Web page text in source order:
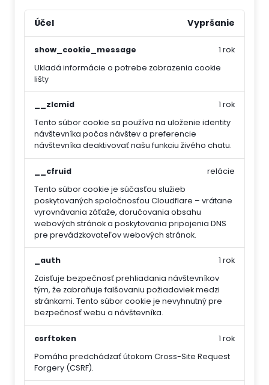
Účel Vypršanie
show_cookie_message
Ukladá informácie o potrebe zobrazenia cookie
lišty
1 rok
__zlcmid
Tento súbor cookie sa používa na uloženie identity
návštevníka počas návštev a preferencie
návštevníka deaktivovať našu funkciu živého chatu.
1 rok
__cfruid
Tento súbor cookie je súčasťou služieb
poskytovaných spoločnosťou Cloudflare – vrátane
vyrovnávania záťaže, doručovania obsahu
webových stránok a poskytovania pripojenia DNS
pre prevádzkovateľov webových stránok.
relácie
_auth
Zaisťuje bezpečnosť prehliadania návštevníkov
tým, že zabraňuje falšovaniu požiadaviek medzi
stránkami. Tento súbor cookie je nevyhnutný pre
bezpečnosť webu a návštevníka.
1 rok
csrftoken
Pomáha predchádzať útokom Cross-Site Request
Forgery (CSRF).
1 rok